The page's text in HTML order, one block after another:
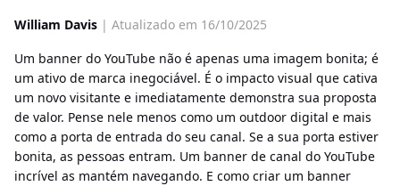
William Davis | Atualizado em 16/10/2025
Um banner do YouTube não é apenas uma imagem bonita; é
um ativo de marca inegociável. É o impacto visual que cativa
um novo visitante e imediatamente demonstra sua proposta
de valor. Pense nele menos como um outdoor digital e mais
como a porta de entrada do seu canal. Se a sua porta estiver
bonita, as pessoas entram. Um banner de canal do YouTube
incrível as mantém navegando. E como criar um banner